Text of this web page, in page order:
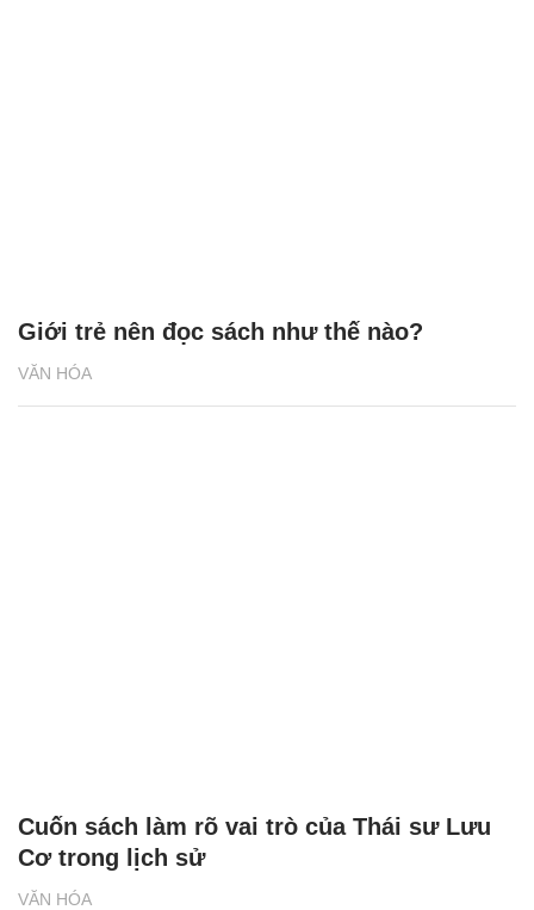
VĂN HÓA
Giới trẻ nên đọc sách như thế nào?
VĂN HÓA
Cuốn sách làm rõ vai trò của Thái sư Lưu
Cơ trong lịch sử